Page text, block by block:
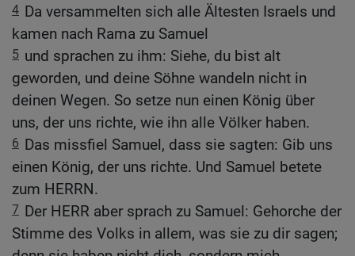
4 Da versammelten sich alle Ältesten Israels und
kamen nach Rama zu Samuel
5 und sprachen zu ihm: Siehe, du bist alt
geworden, und deine Söhne wandeln nicht in
deinen Wegen. So setze nun einen König über
uns, der uns richte, wie ihn alle Völker haben.
6 Das missfiel Samuel, dass sie sagten: Gib uns
einen König, der uns richte. Und Samuel betete
zum HERRN.
7 Der HERR aber sprach zu Samuel: Gehorche der
Stimme des Volks in allem, was sie zu dir sagen;